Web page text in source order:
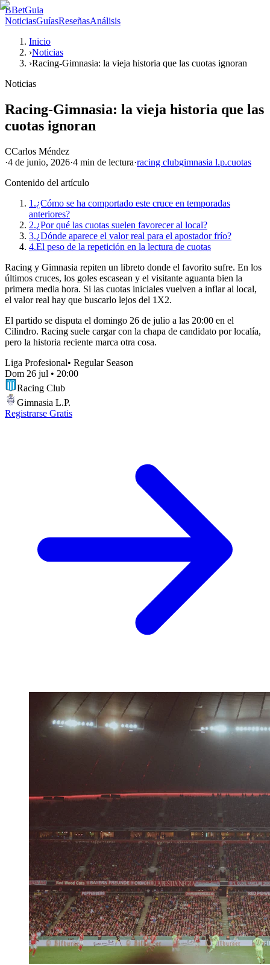
BBetGuia
NoticiasGuíasReseñasAnálisis
Inicio
›Noticias
›Racing-Gimnasia: la vieja historia que las cuotas ignoran
Noticias
Racing-Gimnasia: la vieja historia que las
cuotas ignoran
CCarlos Méndez
·4 de junio, 2026·4 min de lectura·racing clubgimnasia l.p.cuotas
Contenido del artículo
1.¿Cómo se ha comportado este cruce en temporadas
anteriores?
2.¿Por qué las cuotas suelen favorecer al local?
3.¿Dónde aparece el valor real para el apostador frío?
4.El peso de la repetición en la lectura de cuotas
Racing y Gimnasia repiten un libreto donde el favorito sufre. En los
últimos cruces, los goles escasean y el visitante aguanta bien la
primera media hora. Si las cuotas iniciales vuelven a inflar al local,
el valor real hay que buscarlo lejos del 1X2.
El partido se disputa el domingo 26 de julio a las 20:00 en el
Cilindro. Racing suele cargar con la chapa de candidato por localía,
pero la historia reciente marca otra cosa.
Liga Profesional• Regular Season
Dom 26 jul • 20:00
Racing Club
Gimnasia L.P.
Registrarse Gratis